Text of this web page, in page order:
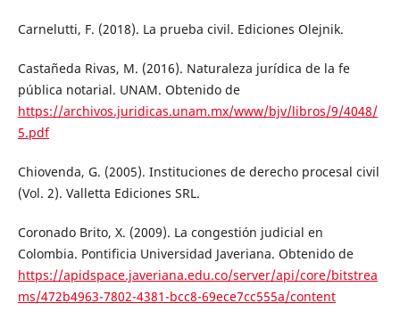
Carnelutti, F. (2018). La prueba civil. Ediciones Olejnik.
Castañeda Rivas, M. (2016). Naturaleza jurídica de la fe
pública notarial. UNAM. Obtenido de
https://archivos.juridicas.unam.mx/www/bjv/libros/9/4048/
5.pdf
Chiovenda, G. (2005). Instituciones de derecho procesal civil
(Vol. 2). Valletta Ediciones SRL.
Coronado Brito, X. (2009). La congestión judicial en
Colombia. Pontificia Universidad Javeriana. Obtenido de
https://apidspace.javeriana.edu.co/server/api/core/bitstrea
ms/472b4963-7802-4381-bcc8-69ece7cc555a/content